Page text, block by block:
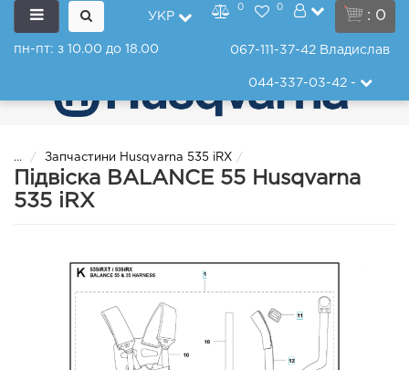
: 0
УКР
0 0
пн-пт: з 10.00 до 18.00 067-111-37-42 Владислав
044-337-03-42-
... Запчастини Husqvarna 535 iRX
Підвіска BALANCE 55 Husqvarna
535 iRX